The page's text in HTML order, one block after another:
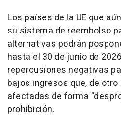
Los países de la UE que
su sistema de reembolso
alternativas podrán
hasta el 30 de junio de
repercusiones negativas
bajos ingresos que, de otro
afectadas de forma
prohibición.